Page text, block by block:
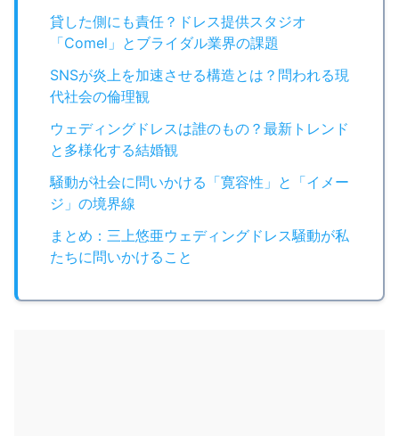
貸した側にも責任？ドレス提供スタジオ
「Comel」とブライダル業界の課題
SNSが炎上を加速させる構造とは？問われる現
代社会の倫理観
ウェディングドレスは誰のもの？最新トレンド
と多様化する結婚観
騒動が社会に問いかける「寛容性」と「イメー
ジ」の境界線
まとめ：三上悠亜ウェディングドレス騒動が私
たちに問いかけること